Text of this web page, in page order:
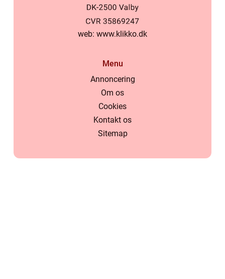
web: www.klikko.dk
Menu
Annoncering
Om os
Cookies
Kontakt os
Sitemap